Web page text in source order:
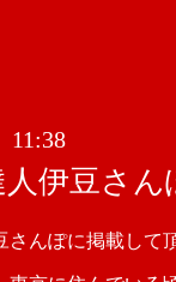
11:38
伊豆さん
さんぽに掲載して